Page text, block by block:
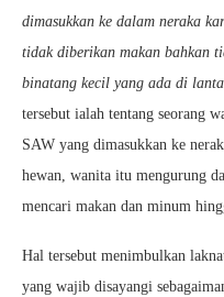
dimasukkan ke dalam neraka
tidak diberikan makan bahkan
binatang kecil yang ada di
tersebut ialah tentang seorang
SAW yang dimasukkan ke
hewan, wanita itu mengurung
mencari makan dan minum
Hal tersebut menimbulkan
yang wajib disayangi